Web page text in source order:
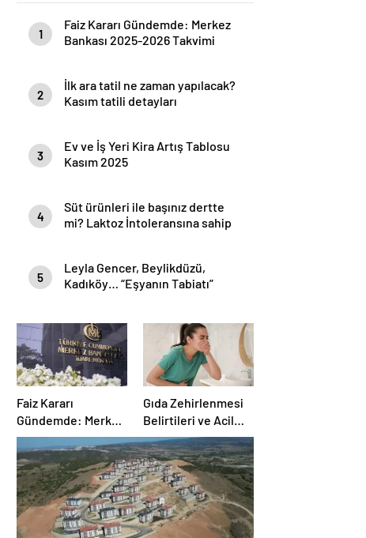
1
Faiz Kararı Gündemde: Merkez
Bankası 2025-2026 Takvimi
2
İlk ara tatil ne zaman yapılacak?
Kasım tatili detayları
3
Ev ve İş Yeri Kira Artış Tablosu
Kasım 2025
4
Süt ürünleri ile başınız dertte
mi? Laktoz İntoleransına sahip
5
Leyla Gencer, Beylikdüzü,
Kadıköy… “Eşyanın Tabiatı”
Faiz Kararı
Gündemde: Merkez
Bankası 2025-2026
Takvimi
Gıda Zehirlenmesi
Belirtileri ve Acil
Müdahale
Yöntemleri